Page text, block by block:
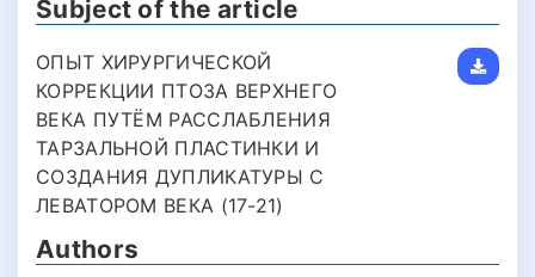
Subject of the article
ОПЫТ ХИРУРГИЧЕСКОЙ
КОРРЕКЦИИ ПТОЗА ВЕРХНЕГО
ВЕКА ПУТЁМ РАССЛАБЛЕНИЯ
ТАРЗАЛЬНОЙ ПЛАСТИНКИ И
СОЗДАНИЯ ДУПЛИКАТУРЫ С
ЛЕВАТОРОМ ВЕКА (17-21)
Authors